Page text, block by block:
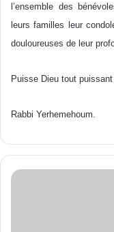
l’ensemble des
leurs familles leur
douloureuses de leur
Puisse Dieu tout
Rabbi Yerhemehoum.